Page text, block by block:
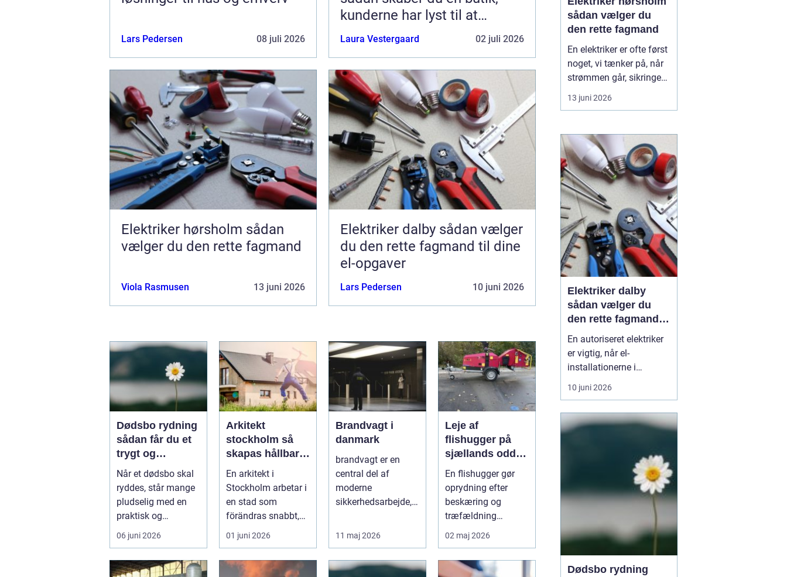
Lars Pedersen 08 juli 2026
kunderne har lyst til at
komme tilbage til
Laura Vestergaard 02 juli 2026
Elektriker hørsholm sådan
vælger du den rette fagmand
Viola Rasmusen 13 juni 2026
Elektriker dalby sådan vælger
du den rette fagmand til dine
el-opgaver
Lars Pedersen 10 juni 2026
Dødsbo rydning
sådan får du et
trygt og
respektfuldt
forløb
Når et dødsbo skal
ryddes, står mange
pludselig med en
praktisk og
følelsesmæssig
opgave på én
gang....
06 juni 2026
Arkitekt
stockholm så
skapas hållbar
och tidlös
arkitektur i
huvudstaden
En arkitekt i
Stockholm arbetar i
en stad som
förändras snabbt,
men också präglas
av starka historis...
01 juni 2026
Brandvagt i
danmark
brandvagt er en
central del af
moderne
sikkerhedsarbejde,
byggepladser, ved
events og i virk...
11 maj 2026
Leje af
flishugger på
sjællands odde
sådan får du
mest ud af
arbejdet
En flishugger gør
oprydning efter
beskæring og
træfældning
markant lettere. I
stedet for at bruge
we...
02 maj 2026
sådan vælger du
den rette fagmand
En elektriker er ofte først
noget, vi tænker på, når
strømmen går, sikringen
springer, eller vi står med
en akut fejl på en
som Hørsholm, hvor
mange boliger er ældre,
og flere bygger om eller
udvider, spiller en dygtig
elekt...
13 juni 2026
Elektriker dalby
sådan vælger du
den rette fagmand
til dine el-opgaver
En autoriseret elektriker
er vigtig, når el-
installationerne i
hjemmet eller
virksomheden skal være
Fejl på el-installationer
ulykker. Mange søger
10 juni 2026
Dødsbo rydning